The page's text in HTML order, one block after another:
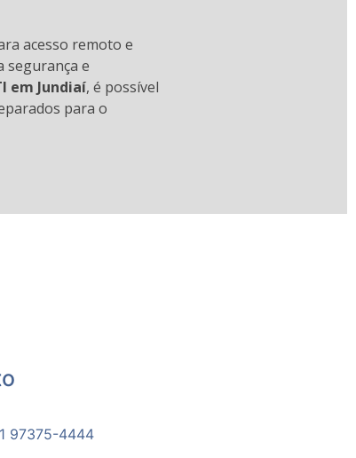
acesso remoto e
segurança e
em Jundiaí, é possível
para o
97375-4444